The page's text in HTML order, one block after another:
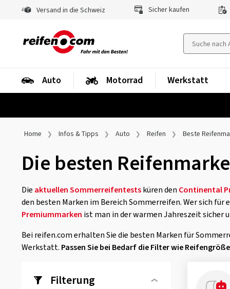
Versand in die Schweiz Sicher kaufen
Auto Motorrad Werkstatt
Home Infos & Tipps Auto Reifen Beste
Die besten
Die aktuellen Sommerreifentestsküren den Continental
den besten Marken im Bereich Sommerreifen. Wer sich
Premiummarken ist man in der warmen Jahreszeit sicher
Bei reifen.com erhalten Sie die besten Marken für
Werkstatt. Passen Sie bei Bedarf die Filter wie
Filterung